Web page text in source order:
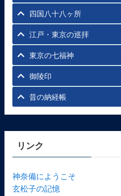
四国八十八ヶ所
江戸・東京の巡拝
東京の七福神
御陵印
昔の納経帳
リンク
神奈備にようこそ
玄松子の記憶